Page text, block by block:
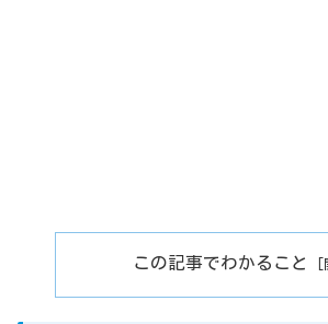
この記事でわかること